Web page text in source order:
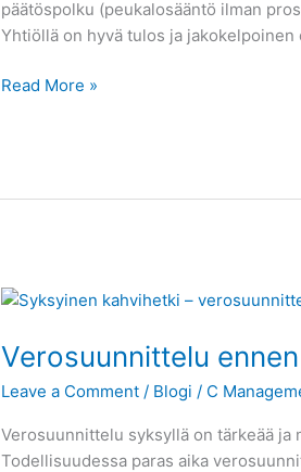
päätöspolku (peukalosääntö ilman
Yhtiöllä on hyvä tulos ja
Read More »
Verosuunnittelu
Leave a Comment / Blogi / C
Verosuunnittelu syksyllä on tärkeää
Todellisuudessa paras aika
Verosuunnittelu
vuoden
–
näin
varmistat,